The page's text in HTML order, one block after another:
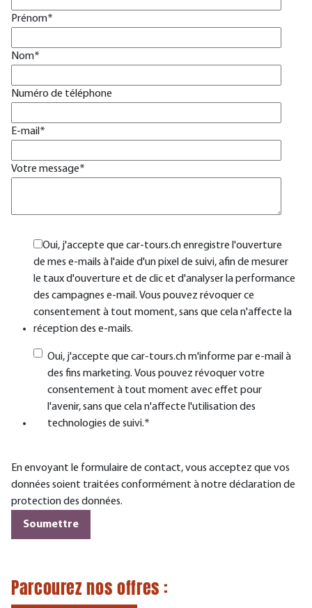
Prénom*
Nom*
Numéro de téléphone
E-mail *
Votre message*
Oui, j'accepte que car-tours.ch enregistre l'ouverture
de mes e-mails à l'aide d'un pixel de suivi, afin de mesurer
le taux d'ouverture et de clic et d'analyser la performance
des campagnes e-mail. Vous pouvez révoquer ce
consentement à tout moment, sans que cela n'affecte la
réception des e-mails.
Oui, j'accepte que car-tours.ch m'informe par e-mail à
des fins marketing. Vous pouvez révoquer votre
consentement à tout moment avec effet pour
l'avenir, sans que cela n'affecte l'utilisation des
technologies de suivi.*
En envoyant le formulaire de contact, vous acceptez que vos
données soient traitées conformément à notre déclaration de
protection des données.
Parcourez nosoffres: